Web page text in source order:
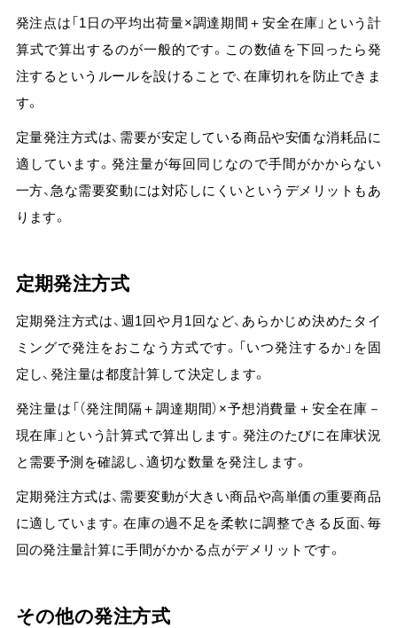
発注点は「1日の平均出荷量×調達期間＋安全在庫」という計
算式で算出するのが一般的です。 この数値を下回ったら発
注するというルールを設けることで、在庫切れを防止できま
す。
定量発注方式は、需要が安定している商品や安価な消耗品に
適しています。発注量が毎回同じなので手間がかからない
一方、急な需要変動には対応しにくいというデメリットもあ
ります。
定期発注方式
定期発注方式は、週1回や月1回など、あらかじめ決めたタイ
ミングで発注をおこなう方式です。「いつ発注するか」を固
定し、発注量は都度計算して決定します。
発注量は「（発注間隔＋調達期間）×予想消費量＋安全在庫－
現在庫」という計算式で算出します。 発注のたびに在庫状況
と需要予測を確認し、適切な数量を発注します。
定期発注方式は、需要変動が大きい商品や高単価の重要商品
に適しています。在庫の過不足を柔軟に調整できる反面、毎
回の発注量計算に手間がかかる点がデメリットです。
その他の発注方式